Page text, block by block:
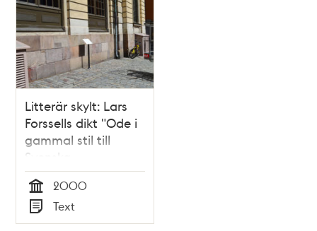
Litterär skylt: Lars
Forssells dikt "Ode i
gammal stil till
Svenska
Akademiens 200-
årsjubileum"
Tid
2000
Typ
Text